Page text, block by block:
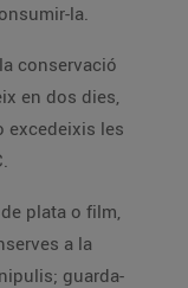
la.
conservació
en dos dies,
excedeixis les
plata o film,
a la
guarda-